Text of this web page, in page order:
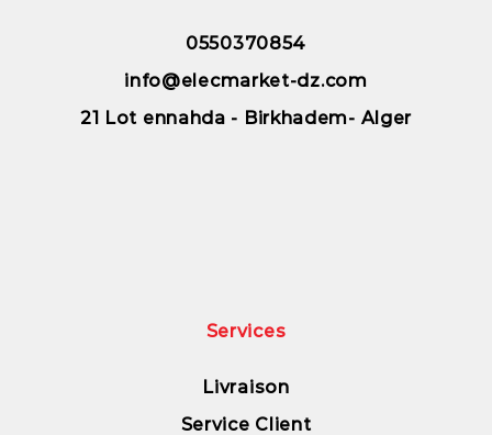
0550370854
info@elecmarket-dz.com
21 Lot ennahda - Birkhadem- Alger
Services
Livraison
Service Client